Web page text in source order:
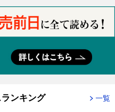
ンキング 一覧